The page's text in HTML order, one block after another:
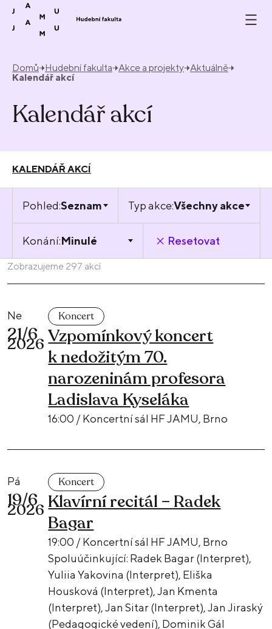
Přeskočit na obsah
Domů Hudební fakulta Akce a projekty Aktuálně
Kalendář akcí
Kalendář akcí
KALENDÁŘ AKCÍ
Pohled:Seznam Typ akce:Všechny akce
Konání:Minulé Resetovat
Zobrazujeme 297 akcí
Ne
21/6
2026 Vzpomínkový koncert
k nedožitým 70.
narozeninám profesora
Ladislava Kyseláka
16:00 / Koncertní sál HF JAMU, Brno
Koncert
Pá
19/6
2026 Klavírní recitál – Radek
Bagar
19:00 / Koncertní sál HF JAMU, Brno
Spoluúčinkující: Radek Bagar (Interpret),
Yuliia Yakovina (Interpret), Eliška
Housková (Interpret), Jan Kmenta
(Interpret), Jan Sitar (Interpret), Jan Jiraský
(Pedagogické vedení), Dominik Gál
Koncert